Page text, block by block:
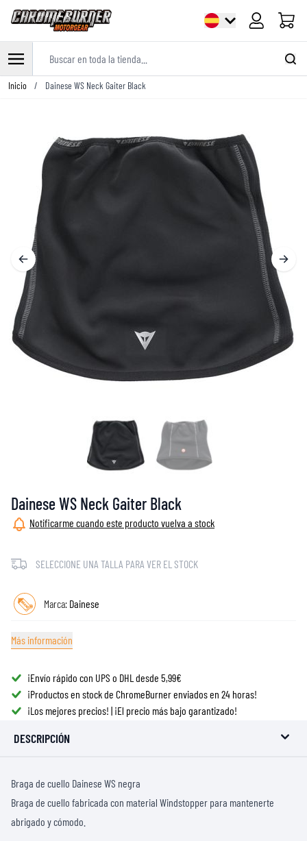
Ir al contenido
Inicio / Dainese WS Neck Gaiter Black
Dainese WS Neck Gaiter Black
Notificarme cuando este producto vuelva a stock
SELECCIONE UNA TALLA PARA VER EL STOCK
Marca: Dainese
Más información
¡Envío rápido con UPS o DHL desde 5,99€
¡Productos en stock de ChromeBurner enviados en 24 horas!
¡Los mejores precios! | ¡El precio más bajo garantizado!
DESCRIPCIÓN
Braga de cuello Dainese WS negra
Braga de cuello fabricada con material Windstopper para mantenerte
abrigado y cómodo.